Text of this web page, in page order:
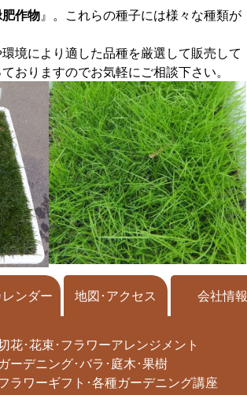
作物』。これらの種子には様々な種類が
境により適した品種を厳選して販売して
おりますのでお気軽にご相談下さい。
ンダー 地図･アクセス 会社情報
花･花束･フラワーアレンジメント
ガーデニング･バラ･庭木･果樹
ラワーギフト･各種ガーデニング講座